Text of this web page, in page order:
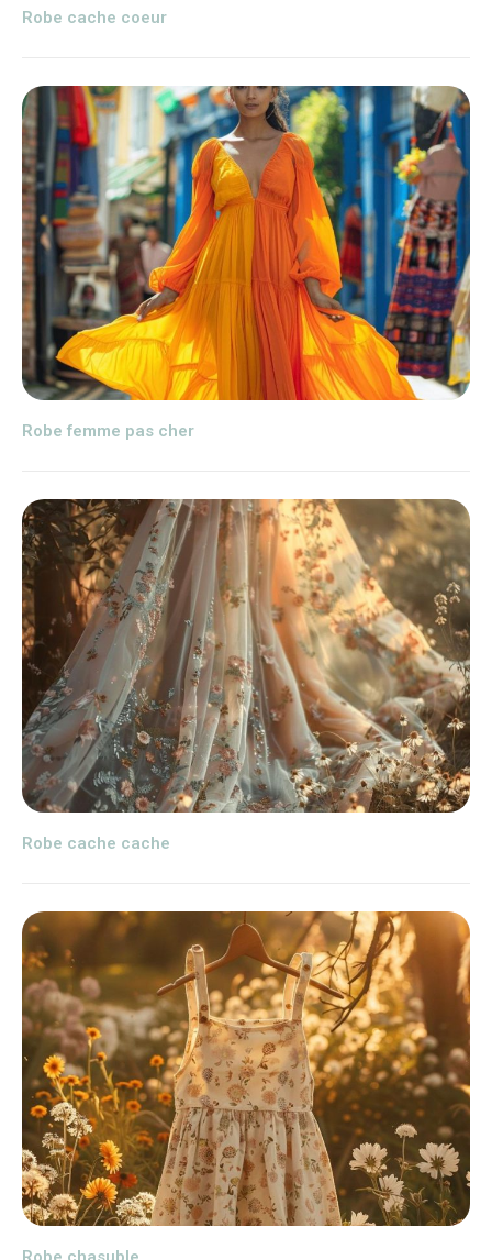
Robe cache coeur
Robe femme pas cher
Robe cache cache